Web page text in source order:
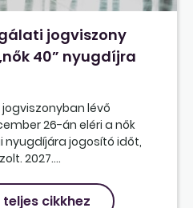
jogviszony
40” nyugdíjra
lévő
26-án eléri a nők
jogosító időt,
2027....
cikkhez